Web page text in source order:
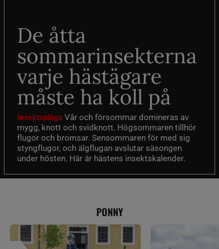
De åtta
sommarinsekterna
varje hästägare
måste ha koll på
Insektsplåga Vår och försommar domineras av
mygg, knott och svidknott. Högsommaren tillhör
flugor och bromsar. Sensommaren för med sig
styngflugor, och älgflugan avslutar säsongen
under hösten. Här är hästens insektskalender.
PONNY